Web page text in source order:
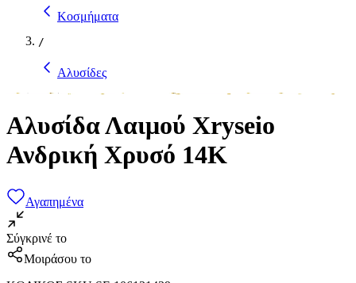
Κοσμήματα
/
Αλυσίδες
Αλυσίδα Λαιμού Xryseio
Ανδρική Χρυσό 14Κ
Αγαπημένα
Σύγκρινέ το
Μοιράσου το